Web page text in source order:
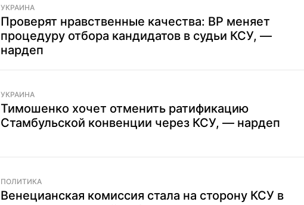
УКРАИНА
Проверят нравственные качества: ВР меняет
процедуру отбора кандидатов в судьи КСУ, —
нардеп
УКРАИНА
Тимошенко хочет отменить ратификацию
Стамбульской конвенции через КСУ, — нардеп
ПОЛИТИКА
Венецианская комиссия стала на сторону КСУ в